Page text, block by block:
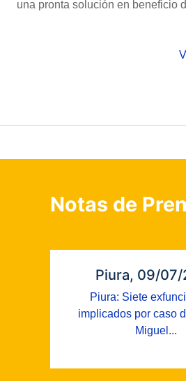
una pronta solución en beneficio
Notas de
Piura, 09/
Piura: Siete
implicados por caso
Miguel...